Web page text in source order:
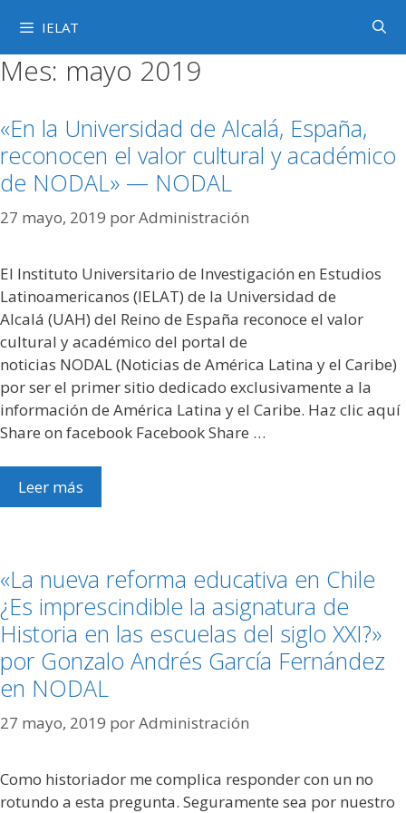
contenido
IELAT
Mes: mayo 2019
«En la Universidad de Alcalá, España,
reconocen el valor cultural y académico
de NODAL» — NODAL
27 mayo, 2019 porAdministración
El Instituto Universitario de Investigación en Estudios
Latinoamericanos (IELAT) de la Universidad de
Alcalá (UAH) del Reino de España reconoce el valor
cultural y académico del portal de
noticias NODAL (Noticias de América Latina y el Caribe)
por ser el primer sitio dedicado exclusivamente a la
información de América Latina y el Caribe. Haz clic aquí
Share on facebook Facebook Share …
Leer más
«La nueva reforma educativa en Chile
¿Es imprescindible la asignatura de
Historia en las escuelas del siglo XXI?»
por Gonzalo Andrés García Fernández
en NODAL
27 mayo, 2019 porAdministración
Como historiador me complica responder con un no
rotundo a esta pregunta. Seguramente sea por nuestro